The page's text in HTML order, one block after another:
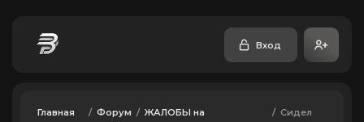
Вход
Главная
/ Форум / ЖАЛОБЫ на
/ Сидел